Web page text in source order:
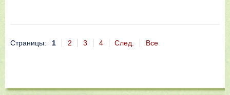
Страницы: 1 2 3 4 След. Все